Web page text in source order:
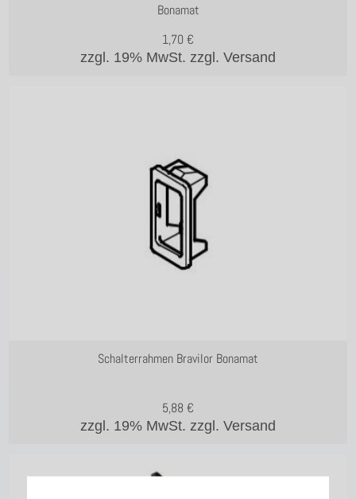
Bonamat
zzgl. 19% MwSt. zzgl. Versand
1,70 €
Schalterrahmen Bravilor Bonamat
zzgl. 19% MwSt. zzgl. Versand
5,88 €